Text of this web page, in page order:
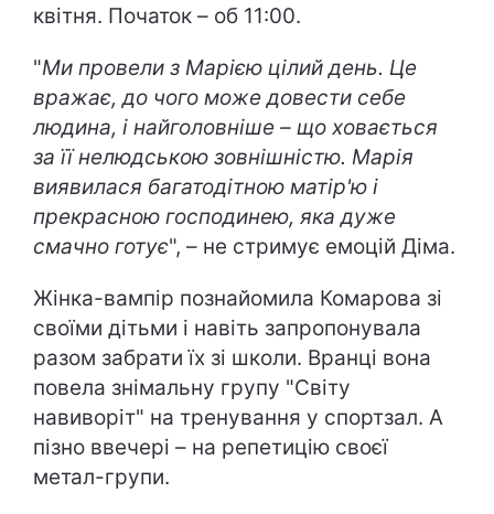
квітня. Початок – об 11:00.
"Ми провели з Марією цілий день. Це
вражає, до чого може довести себе
людина, і найголовніше – що ховається
за її нелюдською зовнішністю. Марія
виявилася багатодітною матір'ю і
прекрасною господинею, яка дуже
смачно готує", – не стримує емоцій Діма.
Жінка-вампір познайомила Комарова зі
своїми дітьми і навіть запропонувала
разом забрати їх зі школи. Вранці вона
повела знімальну групу "Світу
навиворіт" на тренування у спортзал. А
пізно ввечері – на репетицію своєї
метал-групи.